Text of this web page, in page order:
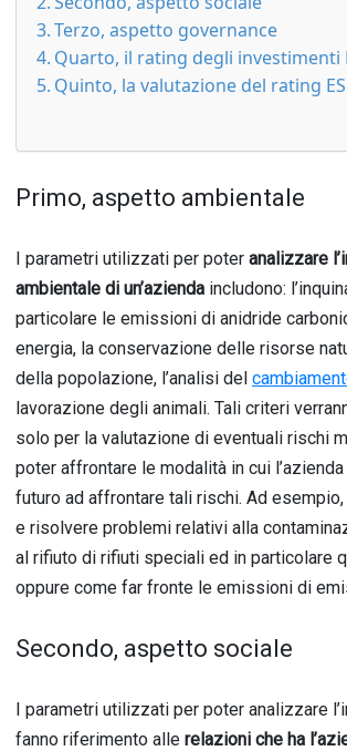
Terzo, aspetto governance
Quarto, il rating degli investimenti
Quinto, la valutazione del rating
Primo, aspetto ambientale
I parametri utilizzati per poter analizzare
ambientale di un’azienda includono:
particolare le emissioni di anidride
energia, la conservazione delle risorse
della popolazione, l’analisi del
lavorazione degli animali. Tali criteri
solo per la valutazione di eventuali rischi
poter affrontare le modalità in cui
futuro ad affrontare tali rischi. Ad
e risolvere problemi relativi alla
al rifiuto di rifiuti speciali ed in particolare
oppure come far fronte le emissioni di
Secondo, aspetto sociale
I parametri utilizzati per poter analizzare
fanno riferimento alle relazioni che ha